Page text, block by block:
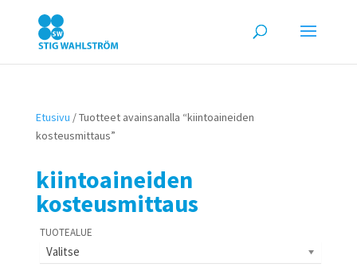
Etusivu / Tuotteet avainsanalla “kiintoaineiden
kosteusmittaus”
kiintoaineiden
kosteusmittaus
Valitse